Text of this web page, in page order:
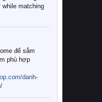
while matching
để sắm
phù hợp
danh-